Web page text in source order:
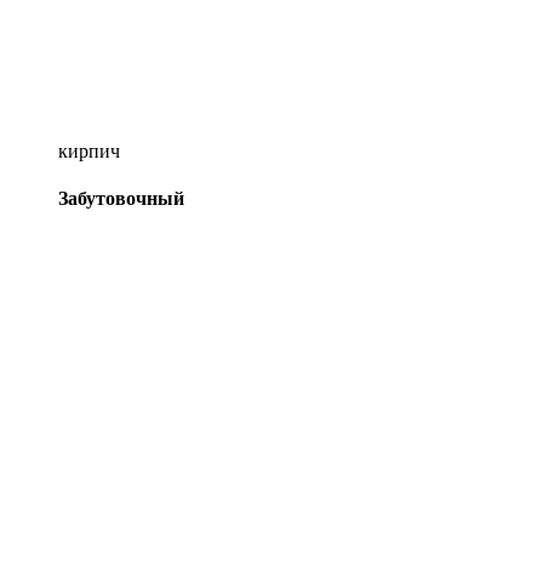
кирпич
Забутовочный